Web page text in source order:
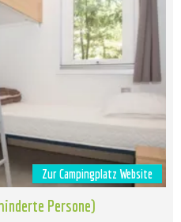
Zur Campingplatz Website
Persone)